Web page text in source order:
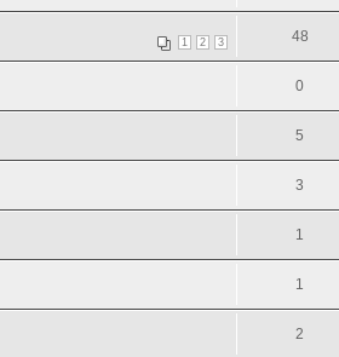
1 2 3 48
0
5
3
1
1
2